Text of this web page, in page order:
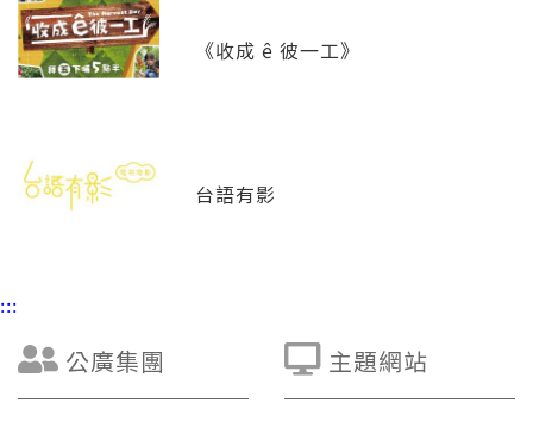
《收成 ê 彼一工》
台語有影
:::
公廣集團 主題網站